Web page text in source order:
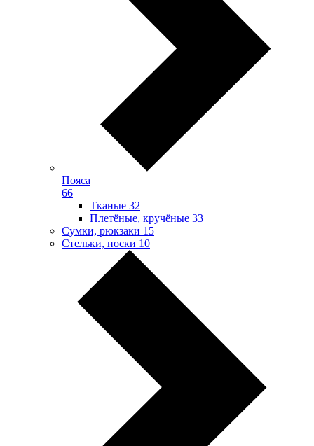
Пояса
66
Тканые 32
Плетёные, кручёные 33
Сумки, рюкзаки 15
Стельки, носки 10